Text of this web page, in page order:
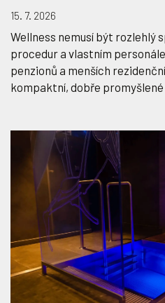
15. 7. 2026
Wellness nemusí být rozlehlý
procedur a vlastním
penzionů a menších
kompaktní, dobře promyšlené